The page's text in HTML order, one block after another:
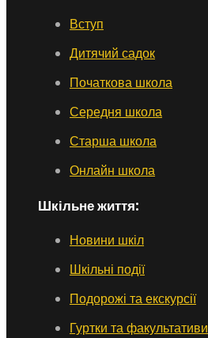
Вступ
Дитячий садок
Початкова школа
Середня школа
Старша школа
Онлайн школа
Шкільне життя:
Новини шкіл
Шкільні події
Подорожі та екскурсії
Гуртки та факультативи